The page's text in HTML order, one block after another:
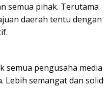
semua pihak. Terutama
daerah tentu dengan
semua pengusaha media
Lebih semangat dan solid